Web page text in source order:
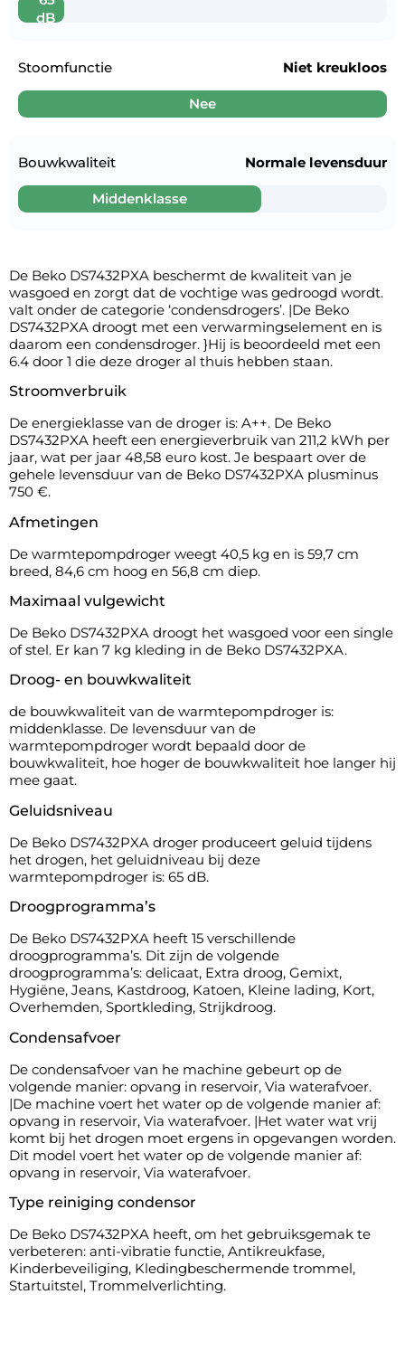
dB
Stoomfunctie
Nee
Niet kreukloos
Bouwkwaliteit
Middenklasse
Normale levensduur
De Beko DS7432PXA beschermt de kwaliteit van je
wasgoed en zorgt dat de vochtige was gedroogd wordt.
valt onder de categorie ‘condensdrogers’. |De Beko
DS7432PXA droogt met een verwarmingselement en is
daarom een condensdroger. }Hij is beoordeeld met een
6.4 door 1 die deze droger al thuis hebben staan.
Stroomverbruik
De energieklasse van de droger is: A++. De Beko
DS7432PXA heeft een energieverbruik van 211,2 kWh per
jaar, wat per jaar 48,58 euro kost. Je bespaart over de
gehele levensduur van de Beko DS7432PXA plusminus
750 €.
Afmetingen
De warmtepompdroger weegt 40,5 kg en is 59,7 cm
breed, 84,6 cm hoog en 56,8 cm diep.
Maximaal vulgewicht
De Beko DS7432PXA droogt het wasgoed voor een single
of stel. Er kan 7 kg kleding in de Beko DS7432PXA.
Droog- en bouwkwaliteit
de bouwkwaliteit van de warmtepompdroger is:
middenklasse. De levensduur van de
warmtepompdroger wordt bepaald door de
bouwkwaliteit, hoe hoger de bouwkwaliteit hoe langer hij
mee gaat.
Geluidsniveau
De Beko DS7432PXA droger produceert geluid tijdens
het drogen, het geluidniveau bij deze
warmtepompdroger is: 65 dB.
Droogprogramma’s
De Beko DS7432PXA heeft 15 verschillende
droogprogramma’s. Dit zijn de volgende
droogprogramma’s: delicaat, Extra droog, Gemixt,
Hygiëne, Jeans, Kastdroog, Katoen, Kleine lading, Kort,
Overhemden, Sportkleding, Strijkdroog.
Condensafvoer
De condensafvoer van he machine gebeurt op de
volgende manier: opvang in reservoir, Via waterafvoer.
|De machine voert het water op de volgende manier af:
opvang in reservoir, Via waterafvoer. |Het water wat vrij
komt bij het drogen moet ergens in opgevangen worden.
Dit model voert het water op de volgende manier af:
opvang in reservoir, Via waterafvoer.
Type reiniging condensor
De Beko DS7432PXA heeft, om het gebruiksgemak te
verbeteren: anti-vibratie functie, Antikreukfase,
Kinderbeveiliging, Kledingbeschermende trommel,
Startuitstel, Trommelverlichting.